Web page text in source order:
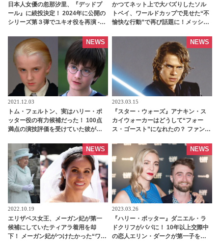
日本人女優の忽那汐里、『デッドプ
ール』に続投決定！ 2024年に公開の
シリーズ第３弾でユキオ役を再演 -
かつてネット上で大バズりしたソル
トベイ、ワールドカップで見せた“不
愉快な行動”で再び話題に！メッシも
2021.12.03
トム・フェルトン、実はハリー・ポ
ッター役の有力候補だった！ 100点
満点の演技評価を受けていた彼がハ
とは？ オドロキのキャスティング裏
話が明らかに - tvgroove
NEWS
2023.03.15
『スター・ウォーズ』アナキン・ス
カイウォーカーはどうして“フォー
ス・ゴースト”になれたの？ ファンの
tvgroove
NEWS
2022.10.19
エリザベス女王、メーガン妃が第一
候補にしていたティアラ着用を却
下！ メーガン妃がつけたかった“ワケ
NEWS
2023.03.26
『ハリー・ポッター』ダニエル・ラ
ドクリフがパパに！ 10年以上交際中
の恋人エリン・ダークが第一子を妊
NEWS